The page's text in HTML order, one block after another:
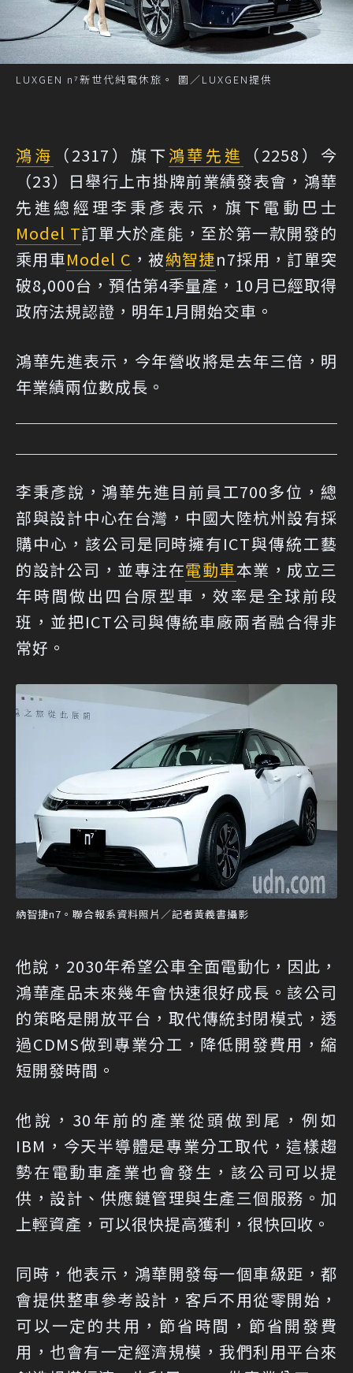
LUXGEN n⁷新世代純電休旅。 圖／LUXGEN提供
鴻海 （2317）旗下 鴻華先進
（2258）今
（23）日舉行上市掛牌前業績發表會，鴻華
先進總經理李秉彥表示，旗下電動巴士
Model T訂單大於產能，至於第一款開發的
乘用車Model C ，被納智捷n7採用，訂單突
破8,000台，預估第4季量產，10月已經取得
政府法規認證，明年1月開始交車。
鴻華先進表示，今年營收將是去年三倍，明
年業績兩位數成長。
李秉彥說，鴻華先進目前員工700多位，總
部與設計中心在台灣，中國大陸杭州設有採
購中心，該公司是同時擁有ICT與傳統工藝
的設計公司，並專注在電動車本業，成立三
年時間做出四台原型車，效率是全球前段
班，並把ICT公司與傳統車廠兩者融合得非
常好。
納智捷n7。聯合報系資料照片／記者黃義書攝影
他說，2030年希望公車全面電動化，因此，
鴻華產品未來幾年會快速很好成長。該公司
的策略是開放平台，取代傳統封閉模式，透
過CDMS做到專業分工，降低開發費用，縮
短開發時間。
他說，30年前的產業從頭做到尾，例如
IBM，今天半導體是專業分工取代，這樣趨
勢在電動車產業也會發生，該公司可以提
供，設計、供應鏈管理與生產三個服務。加
上輕資產，可以很快提高獲利，很快回收。
同時，他表示，鴻華開發每一個車級距，都
會提供整車參考設計，客戶不用從零開始，
可以一定的共用，節省時間，節省開發費
用，也會有一定經濟規模，我們利用平台來